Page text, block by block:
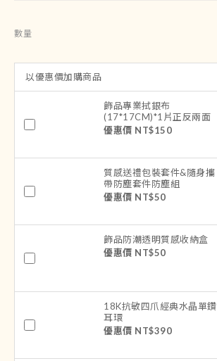
數量
以優惠價加購商品
飾品專業拭銀布
(17*17CM)*1片正反兩面
優惠價 NT$150
質感送禮包裝套件&隨身攜
帶防塵套件防塵組
優惠價 NT$50
飾品防潮透明質感收納盒
優惠價 NT$50
18K抗敏四爪經典水晶單鑽
耳環
優惠價 NT$390